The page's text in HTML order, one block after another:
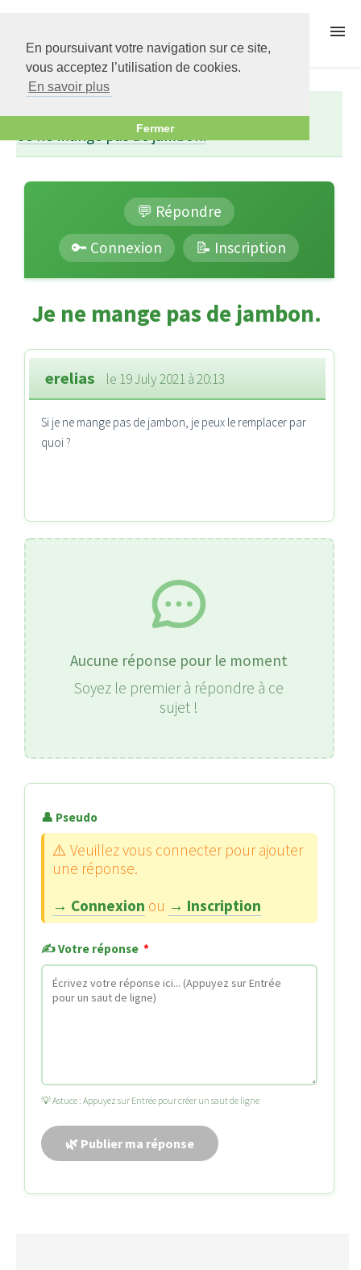
En poursuivant votre navigation sur ce site,
vous acceptez l’utilisation de cookies.
En savoir plus
Fermer
Forums
FAQ
Conseils
Ebook
Forums
Présentations
Je ne mange pas de jambon.
💬 Répondre
🔑 Connexion
📝 Inscription
Je ne mange pas de jambon.
erelias le 19 July 2021 à 20:13
Si je ne mange pas de jambon, je peux le remplacer par
quoi ?
Aucune réponse pour le moment
Soyez le premier à répondre à ce
sujet !
👤 Pseudo
⚠️ Veuillez vous connecter pour ajouter
une réponse.
→ Connexion ou → Inscription
✍️ Votre réponse *
💡 Astuce : Appuyez sur Entrée pour créer un saut de ligne